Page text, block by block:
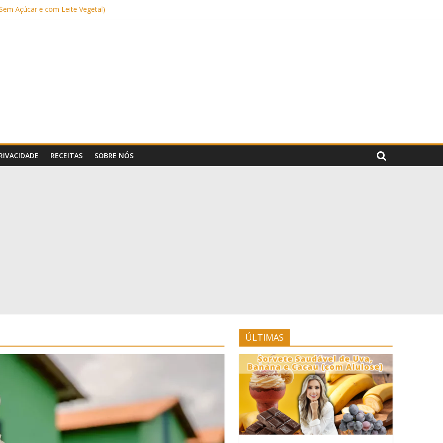
Açúcar e com Leite Vegetal)
Alulose)
(Sem Forno, Fácil e Fofinho)
Uma Receita Prática e Deliciosa
RECEITAS SOBRE NÓS
ÚLTIMAS